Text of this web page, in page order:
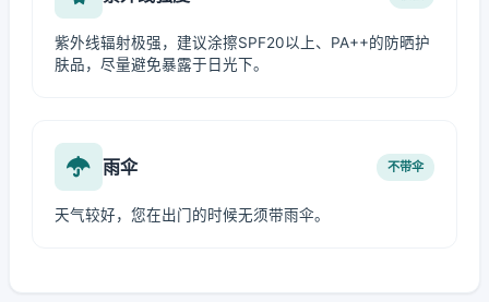
紫外线辐射极强，建议涂擦SPF20以上、PA++的防晒护
肤品，尽量避免暴露于日光下。
雨伞 不带伞
天气较好，您在出门的时候无须带雨伞。